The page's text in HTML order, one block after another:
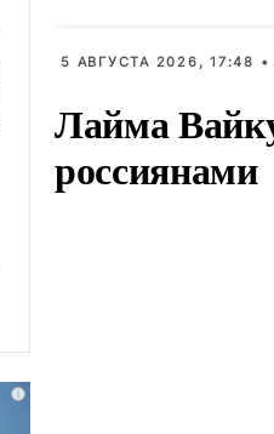
5 АВГУСТА 2026, 17:48 •
Лайма
россиянами